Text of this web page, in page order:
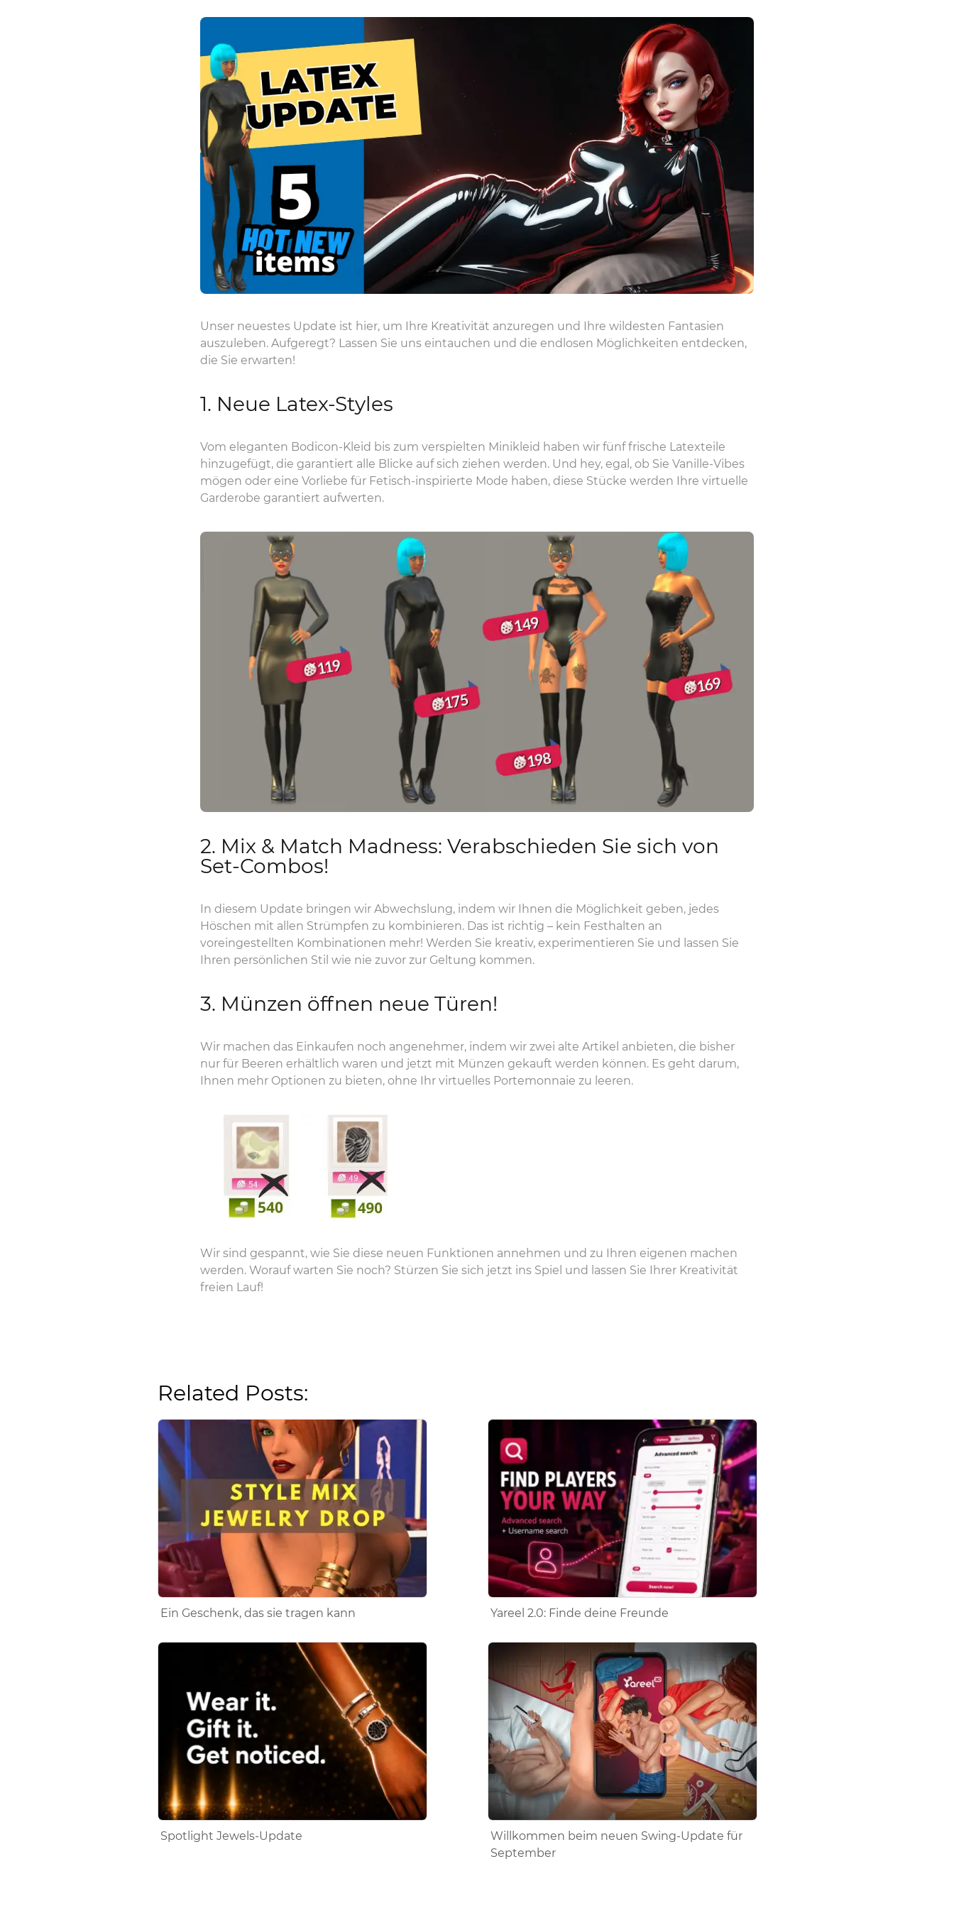
Unser neuestes Update ist hier, um Ihre Kreativität anzuregen und Ihre wildesten Fantasien
auszuleben. Aufgeregt? Lassen Sie uns eintauchen und die endlosen Möglichkeiten entdecken,
die Sie erwarten!
1. Neue Latex-Styles
Vom eleganten Bodicon-Kleid bis zum verspielten Minikleid haben wir fünf frische Latexteile
hinzugefügt, die garantiert alle Blicke auf sich ziehen werden. Und hey, egal, ob Sie Vanille-Vibes
mögen oder eine Vorliebe für Fetisch-inspirierte Mode haben, diese Stücke werden Ihre virtuelle
Garderobe garantiert aufwerten.
2. Mix & Match Madness: Verabschieden Sie sich von
Set-Combos!
In diesem Update bringen wir Abwechslung, indem wir Ihnen die Möglichkeit geben, jedes
Höschen mit allen Strümpfen zu kombinieren. Das ist richtig – kein Festhalten an
voreingestellten Kombinationen mehr! Werden Sie kreativ, experimentieren Sie und lassen Sie
Ihren persönlichen Stil wie nie zuvor zur Geltung kommen.
3. Münzen öffnen neue Türen!
Wir machen das Einkaufen noch angenehmer, indem wir zwei alte Artikel anbieten, die bisher
nur für Beeren erhältlich waren und jetzt mit Münzen gekauft werden können. Es geht darum,
Ihnen mehr Optionen zu bieten, ohne Ihr virtuelles Portemonnaie zu leeren.
Wir sind gespannt, wie Sie diese neuen Funktionen annehmen und zu Ihren eigenen machen
werden. Worauf warten Sie noch? Stürzen Sie sich jetzt ins Spiel und lassen Sie Ihrer Kreativität
freien Lauf!
Related Posts:
Ein Geschenk, das sie tragen kann Yareel 2.0: Finde deine Freunde
Spotlight Jewels-Update
Willkommen beim neuen Swing-Update für
September